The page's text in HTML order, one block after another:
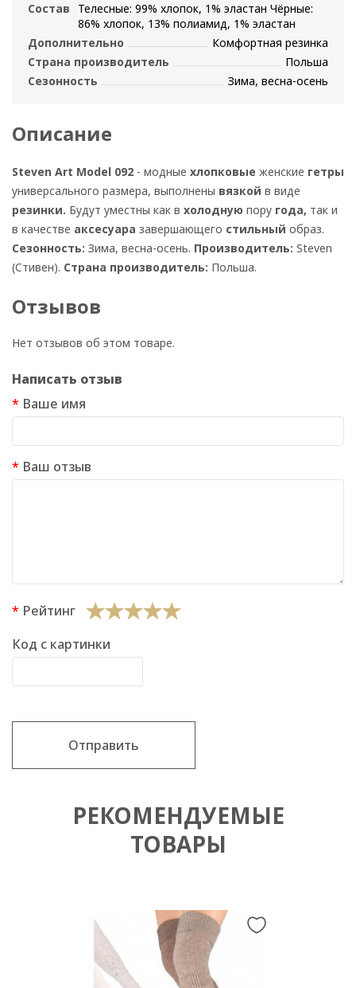
Состав
Телесные: 99% хлопок, 1% эластан Чёрные:
86% хлопок, 13% полиамид, 1% эластан
Дополнительно
Комфортная резинка
Страна производитель
Польша
Сезонность
Зима, весна-осень
Описание
Steven Art Model 092 - модные хлопковые женские гетры
универсального размера, выполнены вязкой в виде
резинки. Будут уместны как в холодную пору года, так и
в качестве аксесуара завершающего стильный образ.
Сезонность: Зима, весна-осень. Производитель: Steven
(Стивен). Страна производитель: Польша.
Отзывов
Нет отзывов об этом товаре.
Написать отзыв
Ваше имя
Ваш отзыв
Рейтинг
Код с картинки
Отправить
РЕКОМЕНДУЕМЫЕ
ТОВАРЫ